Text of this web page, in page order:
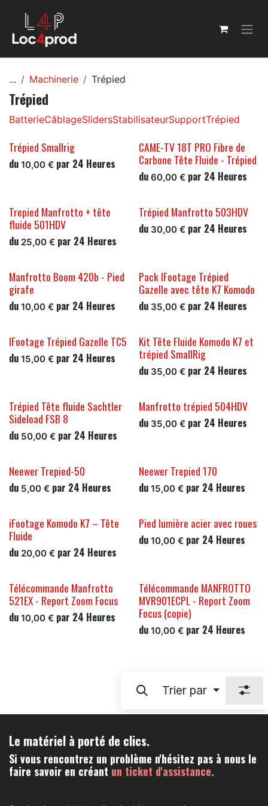
... Machinerie Trépied
Trépied
BatterieCâblageSlidersStabilisateurSupportTrépied
Trépied Smallrig
du 10,00 € par 24 Heures
CAME-TV 18T PRO Fibre de
Carbone Tête Fluide - Trépied
du 60,00€ par 24 Heures
Trepied Manfrotto + tête
fluide 501HDV
du 25,00 € par 24 Heures
Trépied Manfrotto 503HDV
du 30,00€ par 24 Heures
Manfrotto Boom 420b - Pied
girafe
du 10,00 € par 24 Heures
Pack IFootage Trépied
Gazelle avec tête K7 Komodo
du 35,00€ par 24 Heures
IFootage Trépied Gazelle TC5
du 15,00 € par 24 Heures
Kit Tête Fluide Komodo K7 et
trépied SmallRig
du 35,00€ par 24 Heures
Trépied Tête fluide Sachtler
Sideload FSB 8
du 50,00 € par 24 Heures
Manfrotto trépied 504HDV
du 35,00€ par 24 Heures
Neewer Trepied-50
du 5,00 € par 24 Heures
Neewer Trepied 170
du 15,00€ par 24 Heures
iFootage Komodo K7 – Tête
Fluide
du 20,00 € par 24 Heures
Pied lumière acier avec roues
du 10,00€ par 24 Heures
Télécommande Manfrotto
521EX - Report Zoom Focus
du 10,00 € par 24 Heures
Télécommande MANFROTTO
MVR901ECPL - Report Zoom
Focus (copie)
du 10,00€ par 24 Heures
Trier par
Le matériel à porté de clics.
Si vous rencontrez un problème n'hésitez pas à nous le
faire savoir en créant un ticket d'assistance.